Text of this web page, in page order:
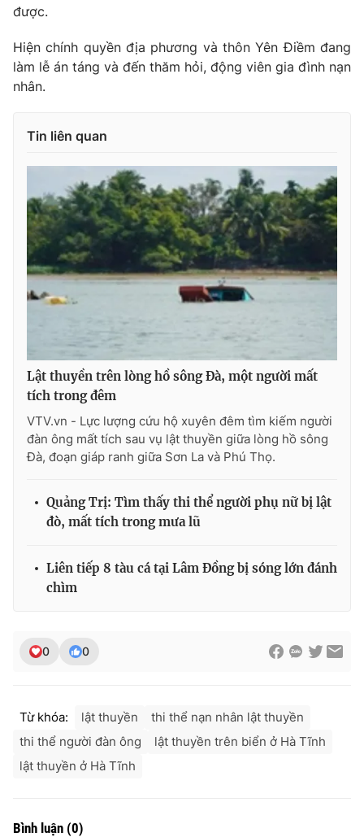
Ðiện thoại Thời báo VTV:
Liên hệ quảng cáo:024-7300.7108
® Cấm sao chép dưới mọi hình thức nếu không có sự chấp
thuận bằng văn bản. Ghi rõ nguồn VTV.vn khi phát hành lại
được.
Hiện chính quyền địa phương và thôn Yên Điềm đang
làm lễ án táng và đến thăm hỏi, động viên gia đình nạn
nhân.
Tin liên quan
Lật thuyền trên lòng hồ sông Đà, một người mất
tích trong đêm
VTV.vn - Lực lượng cứu hộ xuyên đêm tìm kiếm người
đàn ông mất tích sau vụ lật thuyền giữa lòng hồ sông
Đà, đoạn giáp ranh giữa Sơn La và Phú Thọ.
Quảng Trị: Tìm thấy thi thể người phụ nữ bị lật
đò, mất tích trong mưa lũ
Liên tiếp 8 tàu cá tại Lâm Đồng bị sóng lớn đánh
chìm
0 0
Từ khóa: lật thuyền
thi thể nạn nhân lật thuyền
thi thể người đàn ông
lật thuyền trên biển ở Hà Tĩnh
lật thuyền ở Hà Tĩnh
Bình luận (0)